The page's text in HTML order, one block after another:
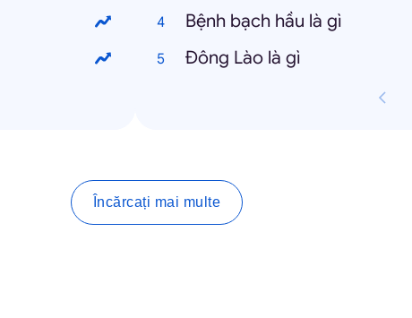
Bệnh bạch hầu là gì
Đông Lào là gì
Încărcați mai multe